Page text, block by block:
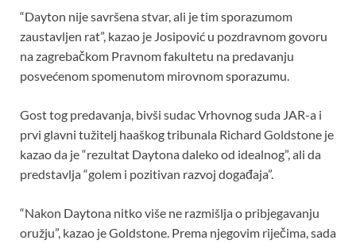
“Dayton nije savršena stvar, ali je tim sporazumom
zaustavljen rat”, kazao je Josipović u pozdravnom govoru
na zagrebačkom Pravnom fakultetu na predavanju
posvećenom spomenutom mirovnom sporazumu.
Gost tog predavanja, bivši sudac Vrhovnog suda JAR-a i
prvi glavni tužitelj haaškog tribunala Richard Goldstone je
kazao da je “rezultat Daytona daleko od idealnog”, ali da
predstavlja “golem i pozitivan razvoj događaja”.
“Nakon Daytona nitko više ne razmišlja o pribjegavanju
oružju”, kazao je Goldstone. Prema njegovim riječima, sada